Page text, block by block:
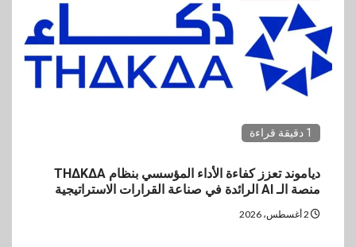
1 دقيقة قراءة
دياموند تعزز كفاءة الأداء المؤسسي بنظام THΔKΔA
منصة الـ AI الرائدة في صناعة القرارات الاستراتيجية